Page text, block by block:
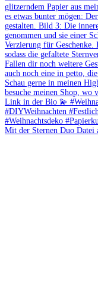
Mit der Sternen Duo Datei